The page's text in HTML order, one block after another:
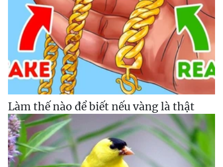
Làm thế nào để biết nếu vàng là thật